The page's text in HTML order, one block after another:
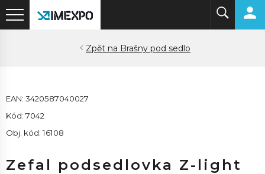
Brašny pod sedlo
EAN: 3420587040027
Kód: 7042
Obj. kód: 16108
Zefal podsedlovka Z-light